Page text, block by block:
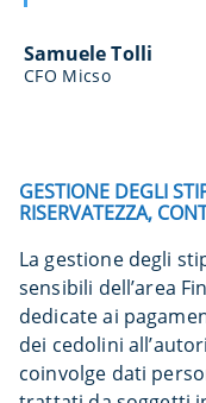
Samuele Tolli
CFO Micso
GESTIONE DEGLI
RISERVATEZZA,
La gestione degli
sensibili dell’area
dedicate ai
dei cedolini
coinvolge dati